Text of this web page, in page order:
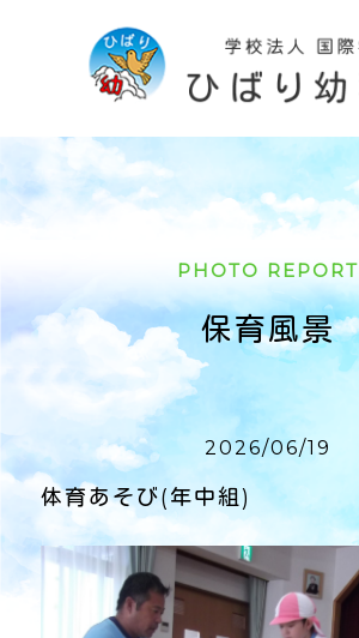
PHOTO REPORT
保育風景
2026/06/19
体育あそび(年中組)